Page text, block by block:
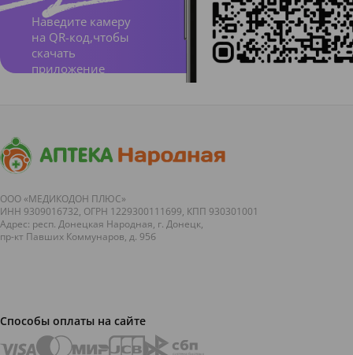
дермат
ита,
куперо
Наведите камеру
на QR-код,чтобы
скачать
приложение
ООО «МЕДИКОДОН ПЛЮС»
ИНН 9309016732, ОГРН 1229300111699, КПП 930301001
Адрес: респ. Донецкая Народная, г. Донецк,
пр-кт Павших Коммунаров, д. 95б
Способы оплаты на сайте